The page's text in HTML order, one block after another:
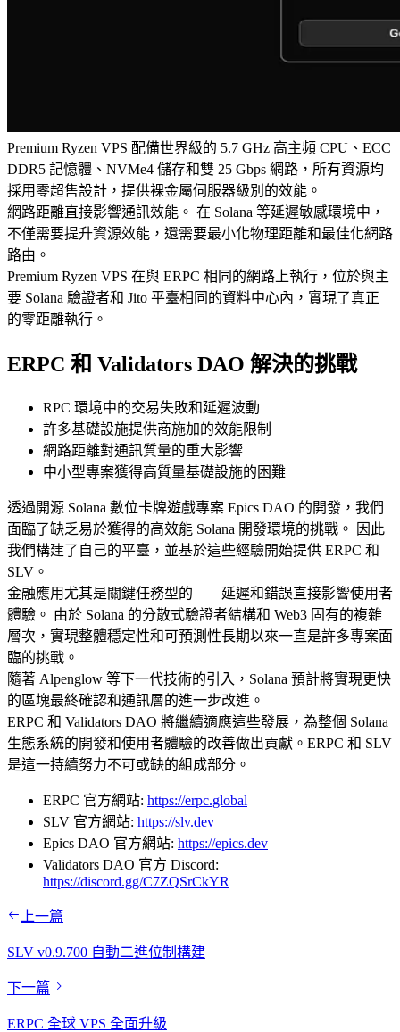
Premium Ryzen VPS 配備世界級的 5.7 GHz 高主頻 CPU、ECC
DDR5 記憶體、NVMe4 儲存和雙 25 Gbps 網路，所有資源均
採用零超售設計，提供裸金屬伺服器級別的效能。
網路距離直接影響通訊效能。 在 Solana 等延遲敏感環境中，
不僅需要提升資源效能，還需要最小化物理距離和最佳化網路
路由。
Premium Ryzen VPS 在與 ERPC 相同的網路上執行，位於與主
要 Solana 驗證者和 Jito 平臺相同的資料中心內，實現了真正
的零距離執行。
ERPC 和 Validators DAO 解決的挑戰
RPC 環境中的交易失敗和延遲波動
許多基礎設施提供商施加的效能限制
網路距離對通訊質量的重大影響
中小型專案獲得高質量基礎設施的困難
透過開源 Solana 數位卡牌遊戲專案 Epics DAO 的開發，我們
面臨了缺乏易於獲得的高效能 Solana 開發環境的挑戰。 因此
我們構建了自己的平臺，並基於這些經驗開始提供 ERPC 和
SLV。
金融應用尤其是關鍵任務型的——延遲和錯誤直接影響使用者
體驗。 由於 Solana 的分散式驗證者結構和 Web3 固有的複雜
層次，實現整體穩定性和可預測性長期以來一直是許多專案面
臨的挑戰。
隨著 Alpenglow 等下一代技術的引入，Solana 預計將實現更快
的區塊最終確認和通訊層的進一步改進。
ERPC 和 Validators DAO 將繼續適應這些發展，為整個 Solana
生態系統的開發和使用者體驗的改善做出貢獻。ERPC 和 SLV
是這一持續努力不可或缺的組成部分。
ERPC 官方網站: https://erpc.global
SLV 官方網站: https://slv.dev
Epics DAO 官方網站: https://epics.dev
Validators DAO 官方 Discord:
https://discord.gg/C7ZQSrCkYR
上一篇
SLV v0.9.700 自動二進位制構建
下一篇
ERPC 全球 VPS 全面升級